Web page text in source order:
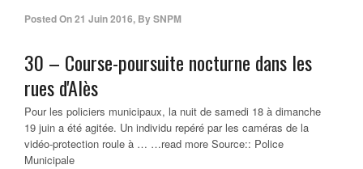
Posted On21 Juin 2016, BySNPM
30 – Course-poursuite nocturne dans les
rues d'Alès
Pour les policiers municipaux, la nuit de samedi 18 à dimanche
19 juin a été agitée. Un individu repéré par les caméras de la
vidéo-protection roule à … …read more Source:: Police
Municipale